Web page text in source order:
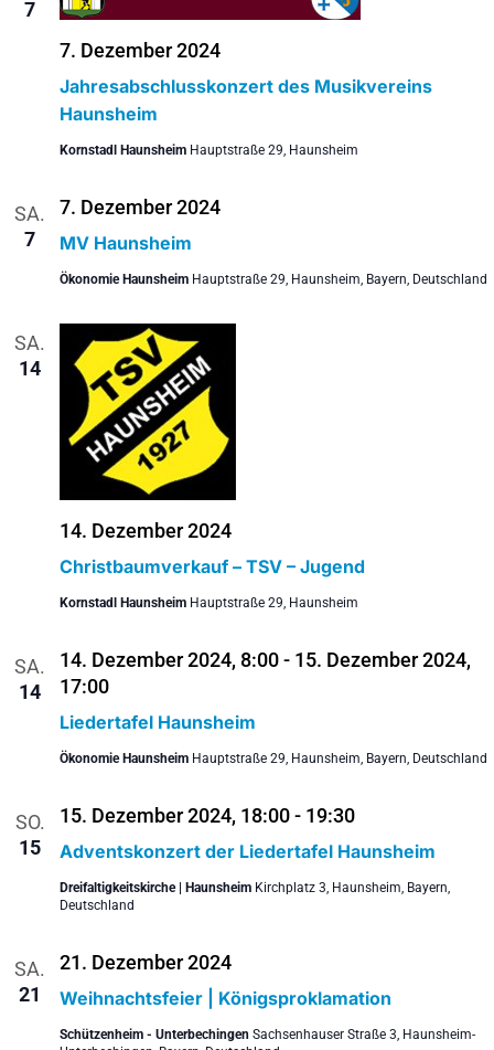
7
Jahresabschlusskonzert des Musikvereins
Haunsheim
7. Dezember 2024
Kornstadl Haunsheim Hauptstraße 29, Haunsheim
SA.
7
MV Haunsheim
7. Dezember 2024
Ökonomie Haunsheim Hauptstraße 29, Haunsheim, Bayern, Deutschland
SA.
14
Christbaumverkauf – TSV – Jugend
14. Dezember 2024
Kornstadl Haunsheim Hauptstraße 29, Haunsheim
SA.
14
Liedertafel Haunsheim
14. Dezember 2024, 8:00- 15. Dezember 2024,
17:00
Ökonomie Haunsheim Hauptstraße 29, Haunsheim, Bayern, Deutschland
SO.
15
Adventskonzert der Liedertafel Haunsheim
15. Dezember 2024, 18:00- 19:30
Dreifaltigkeitskirche | Haunsheim Kirchplatz 3, Haunsheim, Bayern,
Deutschland
SA.
21
Weihnachtsfeier | Königsproklamation
21. Dezember 2024
Schützenheim - Unterbechingen Sachsenhauser Straße 3, Haunsheim-